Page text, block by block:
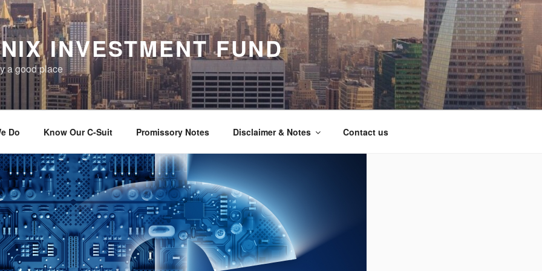
INVESTMENT FUND
a good place
Do Know Our C-Suit Promissory Notes Disclaimer & Notes Contact us